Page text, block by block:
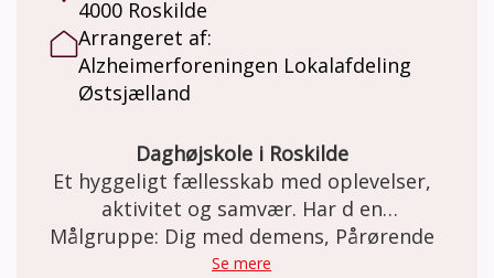
4000 Roskilde
Arrangeret af:
Alzheimerforeningen Lokalafdeling
Østsjælland
Daghøjskole i Roskilde
Et hyggeligt fællesskab med oplevelser,
aktivitet og samvær. Har d en
demenssygdom, og har du lyst til at møde
andre i samme situation, så er
Målgruppe: Dig med demens, Pårørende
Se mere